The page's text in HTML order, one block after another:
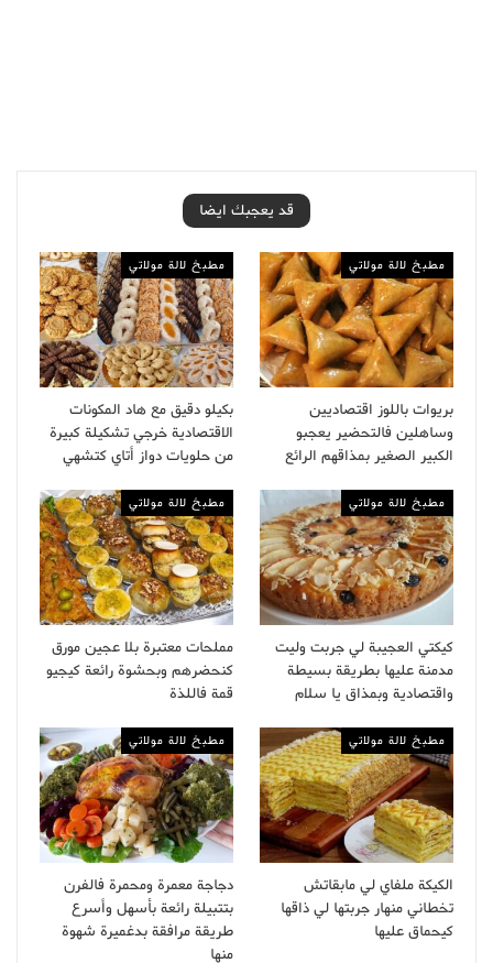
قد يعجبك ايضا
مطبخ لالة مولاتي
بريوات باللوز اقتصاديين
وساهلين فالتحضير يعجبو
الكبير الصغير بمذاقهم الرائع
مطبخ لالة مولاتي
بكيلو دقيق مع هاد المكونات
الاقتصادية خرجي تشكيلة كبيرة
من حلويات دواز أتاي كتشهي
مطبخ لالة مولاتي
كيكتي العجيبة لي جربت وليت
مدمنة عليها بطريقة بسيطة
واقتصادية وبمذاق يا سلام
مطبخ لالة مولاتي
مملحات معتبرة بلا عجين مورق
كنحضرهم وبحشوة رائعة كيجيو
قمة فاللذة
مطبخ لالة مولاتي
الكيكة ملفاي لي مابقاتش
تخطاني منهار جربتها لي ذاقها
كيحماق عليها
مطبخ لالة مولاتي
دجاجة معمرة ومحمرة فالفرن
بتتبيلة رائعة بأسهل وأسرع
طريقة مرافقة بدغميرة شهوة
منها